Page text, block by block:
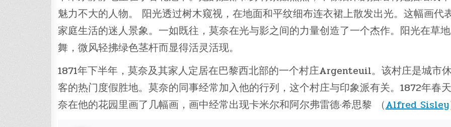
魅力不大的人物。 阳光透过树木窥视，在地面和平纹细布连衣裙上散发出光。这幅画代
家庭生活的迷人景象。一如既往，莫奈在光与影之间的力量创造了一个杰作。阳光在草
舞，微风轻拂绿色茎杆而显得活灵活现。
1871年下半年，莫奈及其家人定居在巴黎西北部的一个村庄Argenteuil。该村庄是城市
客的热门度假胜地。莫奈的同事经常加入他的行列，这个村庄与印象派有关。1872年春
奈在他的花园里画了几幅画，画中经常出现卡米尔和阿尔弗雷德·希思黎 （Alfred Sisley